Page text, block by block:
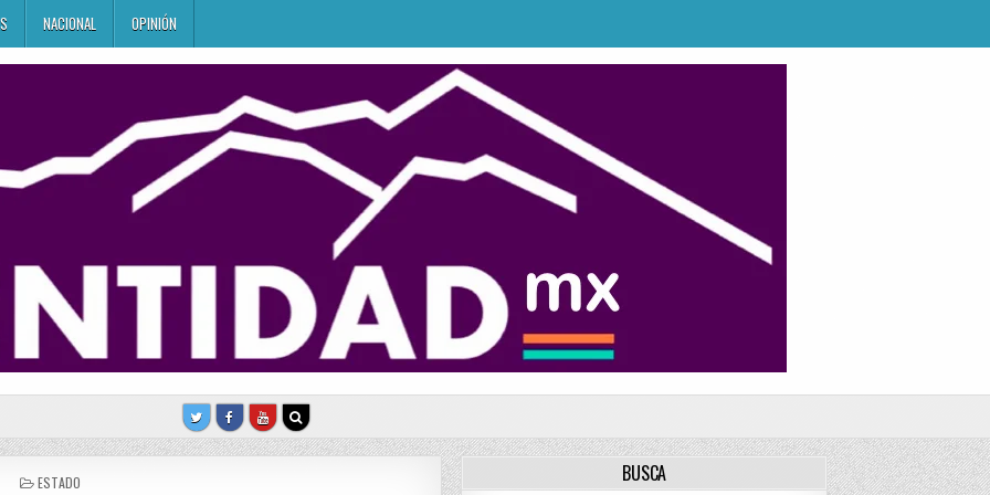
NACIONAL OPINIÓN
POSTED
ESTADO BUSCA